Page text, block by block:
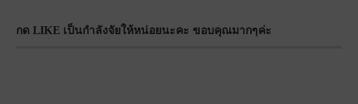
กด LIKE เป็นกำลังจัยให้หน่อยนะคะ ขอบคุณมากๆค่ะ